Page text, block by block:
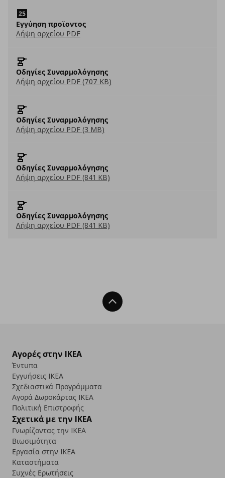
Εγγύηση προϊοντος
Λήψη αρχείου PDF
Οδηγίες Συναρμολόγησης
Λήψη αρχείου PDF (707 KB)
Οδηγίες Συναρμολόγησης
Λήψη αρχείου PDF (3 MB)
Οδηγίες Συναρμολόγησης
Λήψη αρχείου PDF (841 KB)
Οδηγίες Συναρμολόγησης
Λήψη αρχείου PDF (841 KB)
Back To Top
Αγορές στην IKEA
Έντυπα
Εγγυήσεις IKEA
Σχεδιαστικά Προγράμματα
Αγορά Δωρoκάρτας IKEA
Πολιτική Επιστροφής
Σχετικά με την IKEA
Γνωρίζοντας την IKEA
Βιωσιμότητα
Εργασία στην IKEA
Καταστήματα
Συχνές Ερωτήσεις